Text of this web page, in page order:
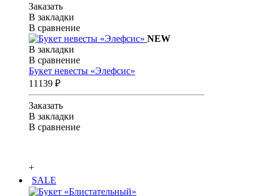
Заказать
В закладки
В сравнение
NEW
В закладки
В сравнение
Букет невесты «Элефсис»
11139 ₽
Заказать
В закладки
В сравнение
+
SALE